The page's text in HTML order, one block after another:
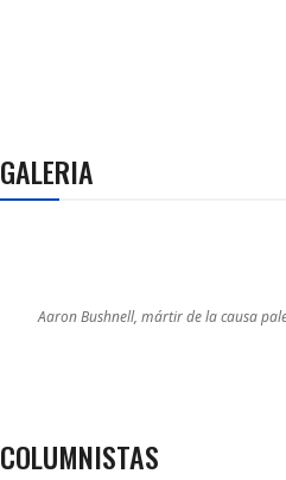
GALERIA
Aaron Bushnell, mártir de la causa
COLUMNISTAS